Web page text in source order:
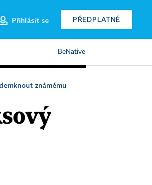
Přihlásit se PŘEDPLATNÉ
BeNative
známému